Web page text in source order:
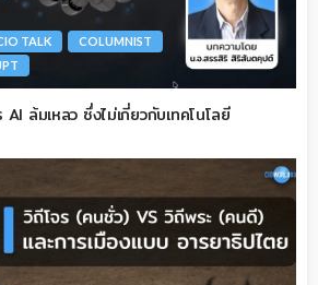
TALK
COLUMNIST
ล้มเหลว ซึ่งไม่เกี่ยวกับเทคโนโลยี